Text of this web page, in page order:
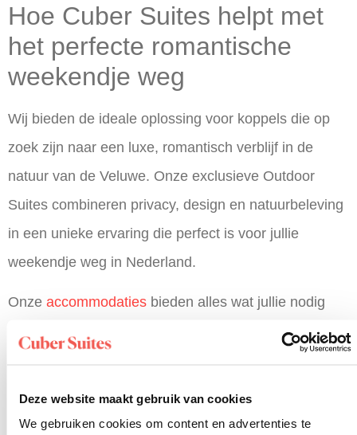
Deze website maakt gebruik van cookies
We gebruiken cookies om content en advertenties te
Hoe Cuber Suites helpt met
het perfecte romantische
weekendje weg
Wij bieden de ideale oplossing voor koppels die op
zoek zijn naar een luxe, romantisch verblijf in de
natuur van de Veluwe. Onze exclusieve Outdoor
Suites combineren privacy, design en natuurbeleving
in een unieke ervaring die perfect is voor jullie
weekendje weg in Nederland.
Onze accommodaties bieden alles wat jullie nodig
de natuur naar binnen halen
Kingsize bed direct naast grote ramen met